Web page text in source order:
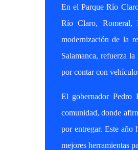
En el Parque Río
Río Claro, Romeral,
modernización de la
Salamanca, refuerza
por contar con
El gobernador Pedro
comunidad, donde
por entregar. Este año
mejores herramientas